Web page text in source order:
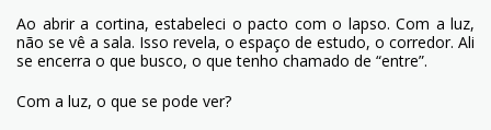
Ao abrir a cortina, estabeleci o pacto com o lapso. Com a luz,
não se vê a sala. Isso revela, o espaço de estudo, o corredor. Ali
se encerra o que busco, o que tenho chamado de “entre”.
Com a luz, o que se pode ver?